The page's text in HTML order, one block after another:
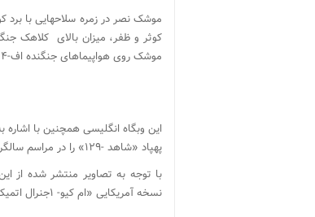
کوثر و ظفر، میزان بالای کلاهک
موشک روی هواپیماهای جنگنده اف-۴ فانتوم نیروی هوایی ایران نصب شده بود.
پهپاد «شاهد -۱۲۹» را در مراسم سالگرد پیروزی انقلاب اسلامی به نمایش گذاشت.
نسخه آمریکایی «ام کیو- ۱جنرال اتمیکز» است که در نسخه قبلی آن چنین صیقل کاری مشاهده نمی‌شد.